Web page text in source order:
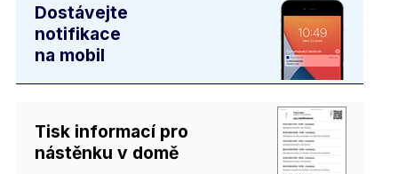
Dostávejte
notifikace
na mobil
Tisk informací pro
nástěnku v domě